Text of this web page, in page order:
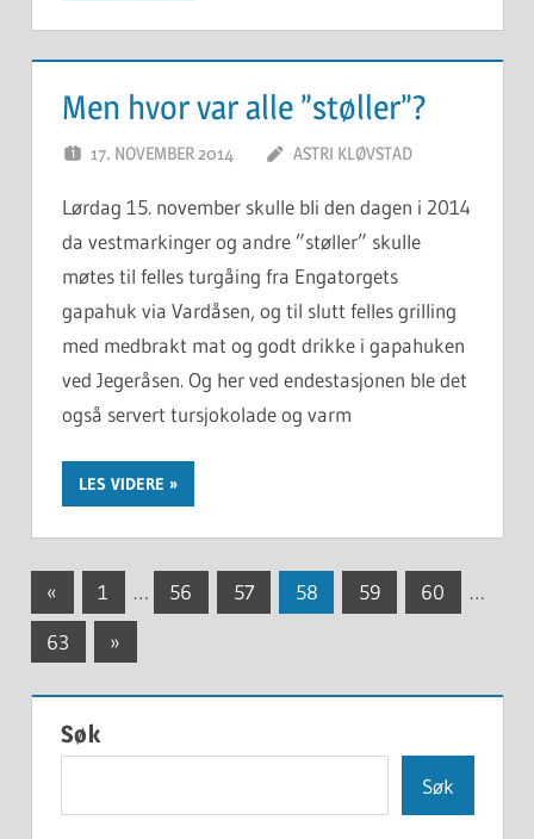
Men hvor var alle ”støller”?
17. NOVEMBER 2014 ASTRI KLØVSTAD
Lørdag 15. november skulle bli den dagen i 2014
da vestmarkinger og andre ”støller” skulle
møtes til felles turgåing fra Engatorgets
gapahuk via Vardåsen, og til slutt felles grilling
med medbrakt mat og godt drikke i gapahuken
ved Jegeråsen. Og her ved endestasjonen ble det
også servert tursjokolade og varm
LES VIDERE
Innleggnavigasjon
« Previous
Posts
1 … 56 57 58 59 60
…
63
Next
»
Søk
Søk